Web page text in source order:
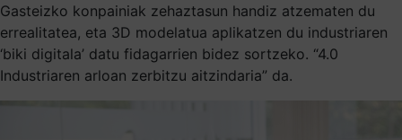
Gasteizko konpainiak zehaztasun handiz atzematen du
errealitatea, eta 3D modelatua aplikatzen du industriaren
‘biki digitala’ datu fidagarrien bidez sortzeko. “4.0
Industriaren arloan zerbitzu aitzindaria” da.